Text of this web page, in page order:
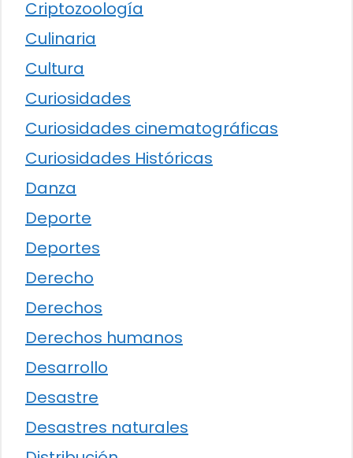
Criptozoología
Culinaria
Cultura
Curiosidades
Curiosidades cinematográficas
Curiosidades Históricas
Danza
Deporte
Deportes
Derecho
Derechos
Derechos humanos
Desarrollo
Desastre
Desastres naturales